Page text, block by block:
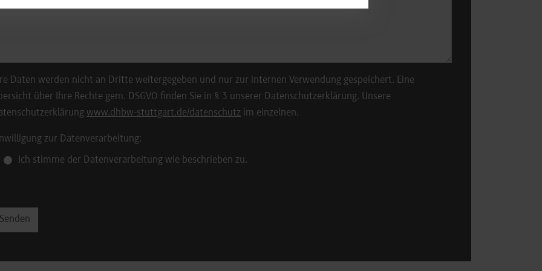
Daten werden nicht an Dritte weitergegeben und nur zur internen Verwendung gespeichert. Eine
über Ihre Rechte gem. DSGVO finden Sie in § 3 unserer Datenschutzerklärung. Unsere
www.dhbw-stuttgart.de/datenschutz im einzelnen.
zur Datenverarbeitung:
Ich stimme der Datenverarbeitung wie beschrieben zu.